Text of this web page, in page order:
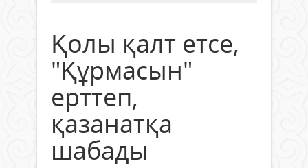
Қолы қалт етсе,
"Құрмасын"
ерттеп,
қазанатқа
шабады